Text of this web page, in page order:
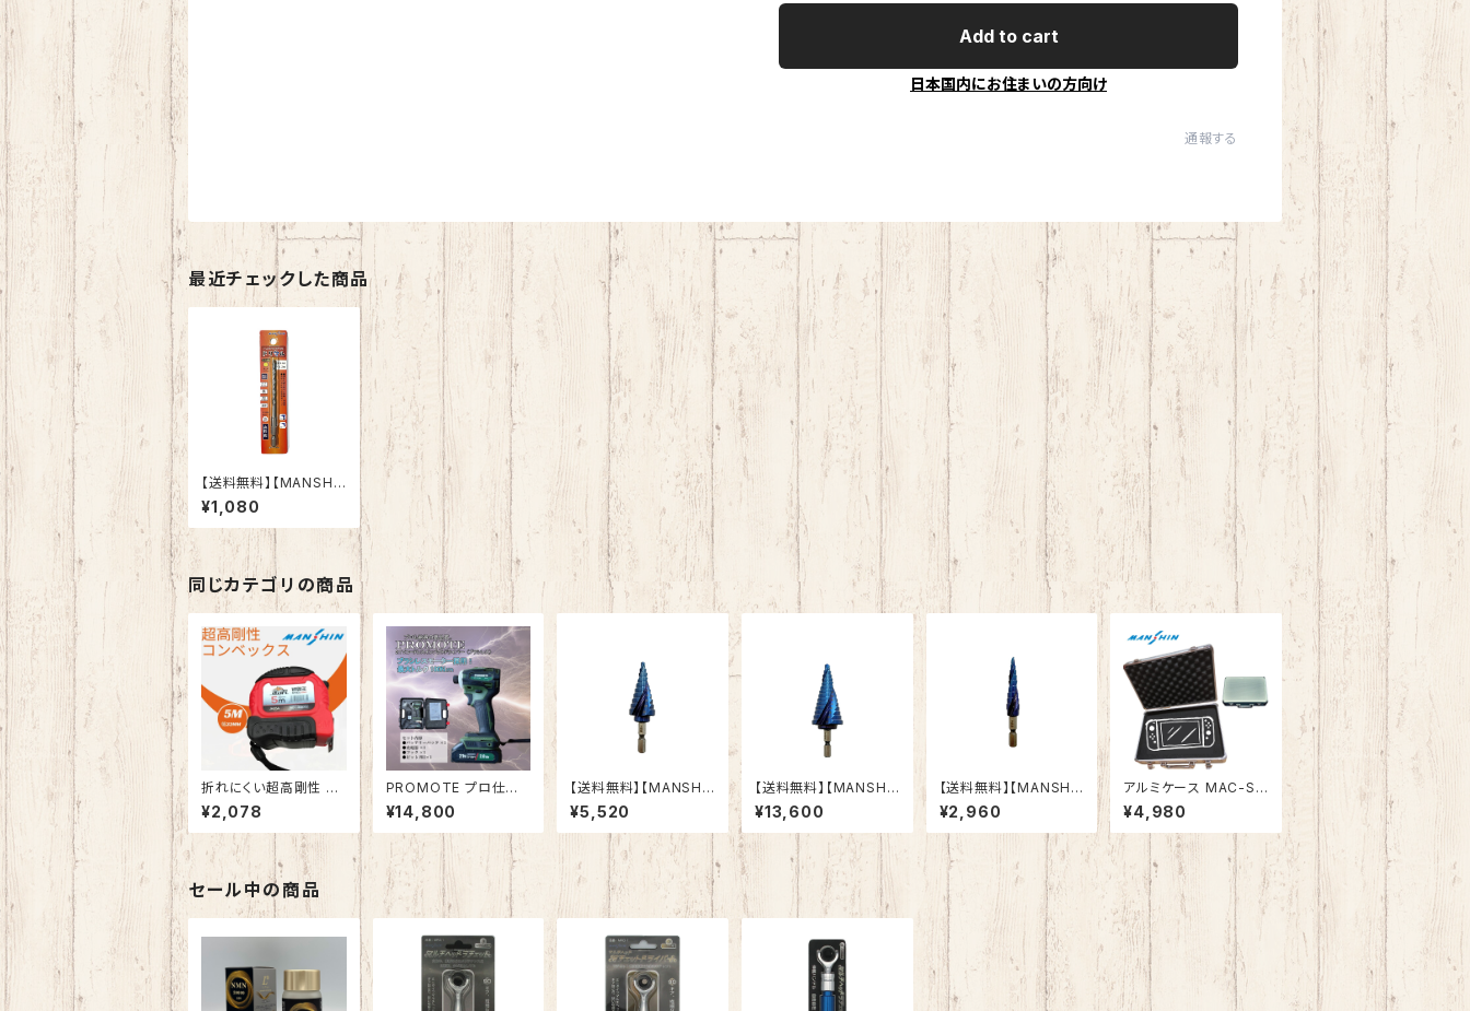
Add to cart
日本国内にお住まいの方向け
通報する
最近チェックした商品
【送料無料】【MANSHI
N】コンクリートドリル
ドリマル 5.3mm 六
角軸 陶器タイル 木
材 ブロック モルタル
インパクトドライバ
ー 電動ドリル 多用
途ビット クロスシンニ
ング加工 切れ味抜
群 作業効率向上
¥1,080
同じカテゴリの商品
折れにくい超高剛性 コ
ンベックス32mm×5m
メジャー スケール ダ
ブルストッパー付スチー
ル金虎（JINHU）JH-25
A「鋼覇王」幅広 見やす
い ワイド
¥2,078
PROMOTE プロ仕様2
1Ｖコードレスインパクト
ドライバー（ブラシレス）
¥14,800
【送料無料】【MANSHI
N】 MSD-422Co 六角
軸ステップドリル ナノ
ブルーコーティング
¥5,520
【送料無料】【MANSHI
N】 MSD-633Co 六角
軸ステップドリル ナノ
ブルーコーティング
¥13,600
【送料無料】【MANSHI
N】 MSD-412Co 六角
軸ステップドリル ナノ
ブルーコーティング
¥2,960
アルミケース MAC-S
W2 送料無料 アタッシ
ュケース アルミケース
ジュラルミンケース 展
示用箱 スポンジ 工具
箱 精密機器 音響 モデ
ルガン ゲーム機 測定機
器 小型 工具収納 ブロ
ッククッション付き 小物
収納 ケースボックス
¥4,980
セール中の商品